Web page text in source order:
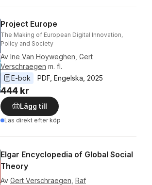
Project Europe
The Making of European Digital Innovation,
Policy and Society
Av Ine Van Hoyweghen Gert
Verschraegen m. fl.
E-bok
PDF Engelska 2025
444 kr
Lägg till
Läs direkt efter köp
Elgar Encyclopedia of Global Social
Theory
Av Gert Verschraegen Raf